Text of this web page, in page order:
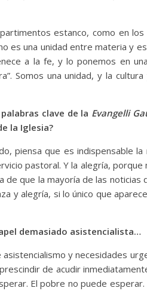
estanco, como en los
es una unidad entre materia y
a la fe, y lo ponemos en
Somos una unidad, y la
clave de la Evangelli
la Iglesia?
piensa que es indispensable
pastoral. Y la alegría, porque
de que la mayoría de las noticias
y alegría, si lo único que
demasiado asistencialista…
y necesidades
de acudir
El pobre no puede